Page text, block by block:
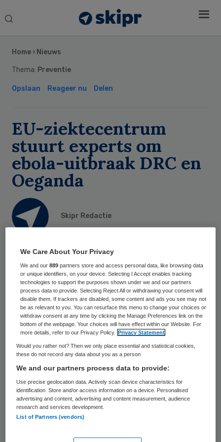
Search
Home › Nieuws
Thema: Preventie
Opslaan Reageer nu Delen
EU-ziektecentrum
stuurt experts om
ebola-uitbraak DRC en
Oeganda
Skipr Redactie
Het Europees Centrum voor
ziektepreventie en -bestrijding (ECDC) gaat
experts sturen vanwege de recentste
ebola-uitbraak in de Democratische
Republiek Congo (DRC). De experts uit de
EU gaan op verzoek van het Afrikaanse
Centrum voor Ziektebestrijding en
Preventie naar hun hoofdkantoor in de
Ethiopische hoofdstad Addis Abeba. Ze
gaan daar helpen bij coördinatie van de
Sidebar
We Care About Your Privacy
We and our889 partners store and access personal data, like browsing data
or unique identifiers, on your device. Selecting I Accept enables tracking
technologies to support the purposes shown under we and our partners
process data to provide. Selecting Reject All or withdrawing your consent will
disable them. If trackers are disabled, some content and ads you see may not
be as relevant to you. You can resurface this menu to change your choices or
withdraw consent at any time by clicking the Manage Preferences link on the
bottom of the webpage. Your choices will have effect within our Website. For
more details, refer to our Privacy Policy.
Privacy Statement
Would you rather not? Then we only place essential and statistical cookies,
these do not record any data about you as a person
We and our partners process data to provide:
Use precise geolocation data. Actively scan device characteristics for
identification. Store and/or access information on a device. Personalised
advertising and content, advertising and content measurement, audience
research and services development.
List of Partners (vendors)